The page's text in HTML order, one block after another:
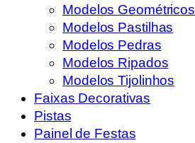
Modelos Geométricos
Modelos Pastilhas
Modelos Pedras
Modelos Ripados
Modelos Tijolinhos
Faixas Decorativas
Pistas
Painel de Festas